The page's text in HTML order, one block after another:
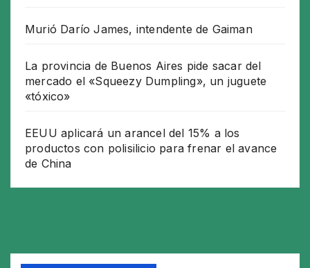
Murió Darío James, intendente de Gaiman
La provincia de Buenos Aires pide sacar del
mercado el «Squeezy Dumpling», un juguete
«tóxico»
EEUU aplicará un arancel del 15% a los
productos con polisilicio para frenar el avance
de China